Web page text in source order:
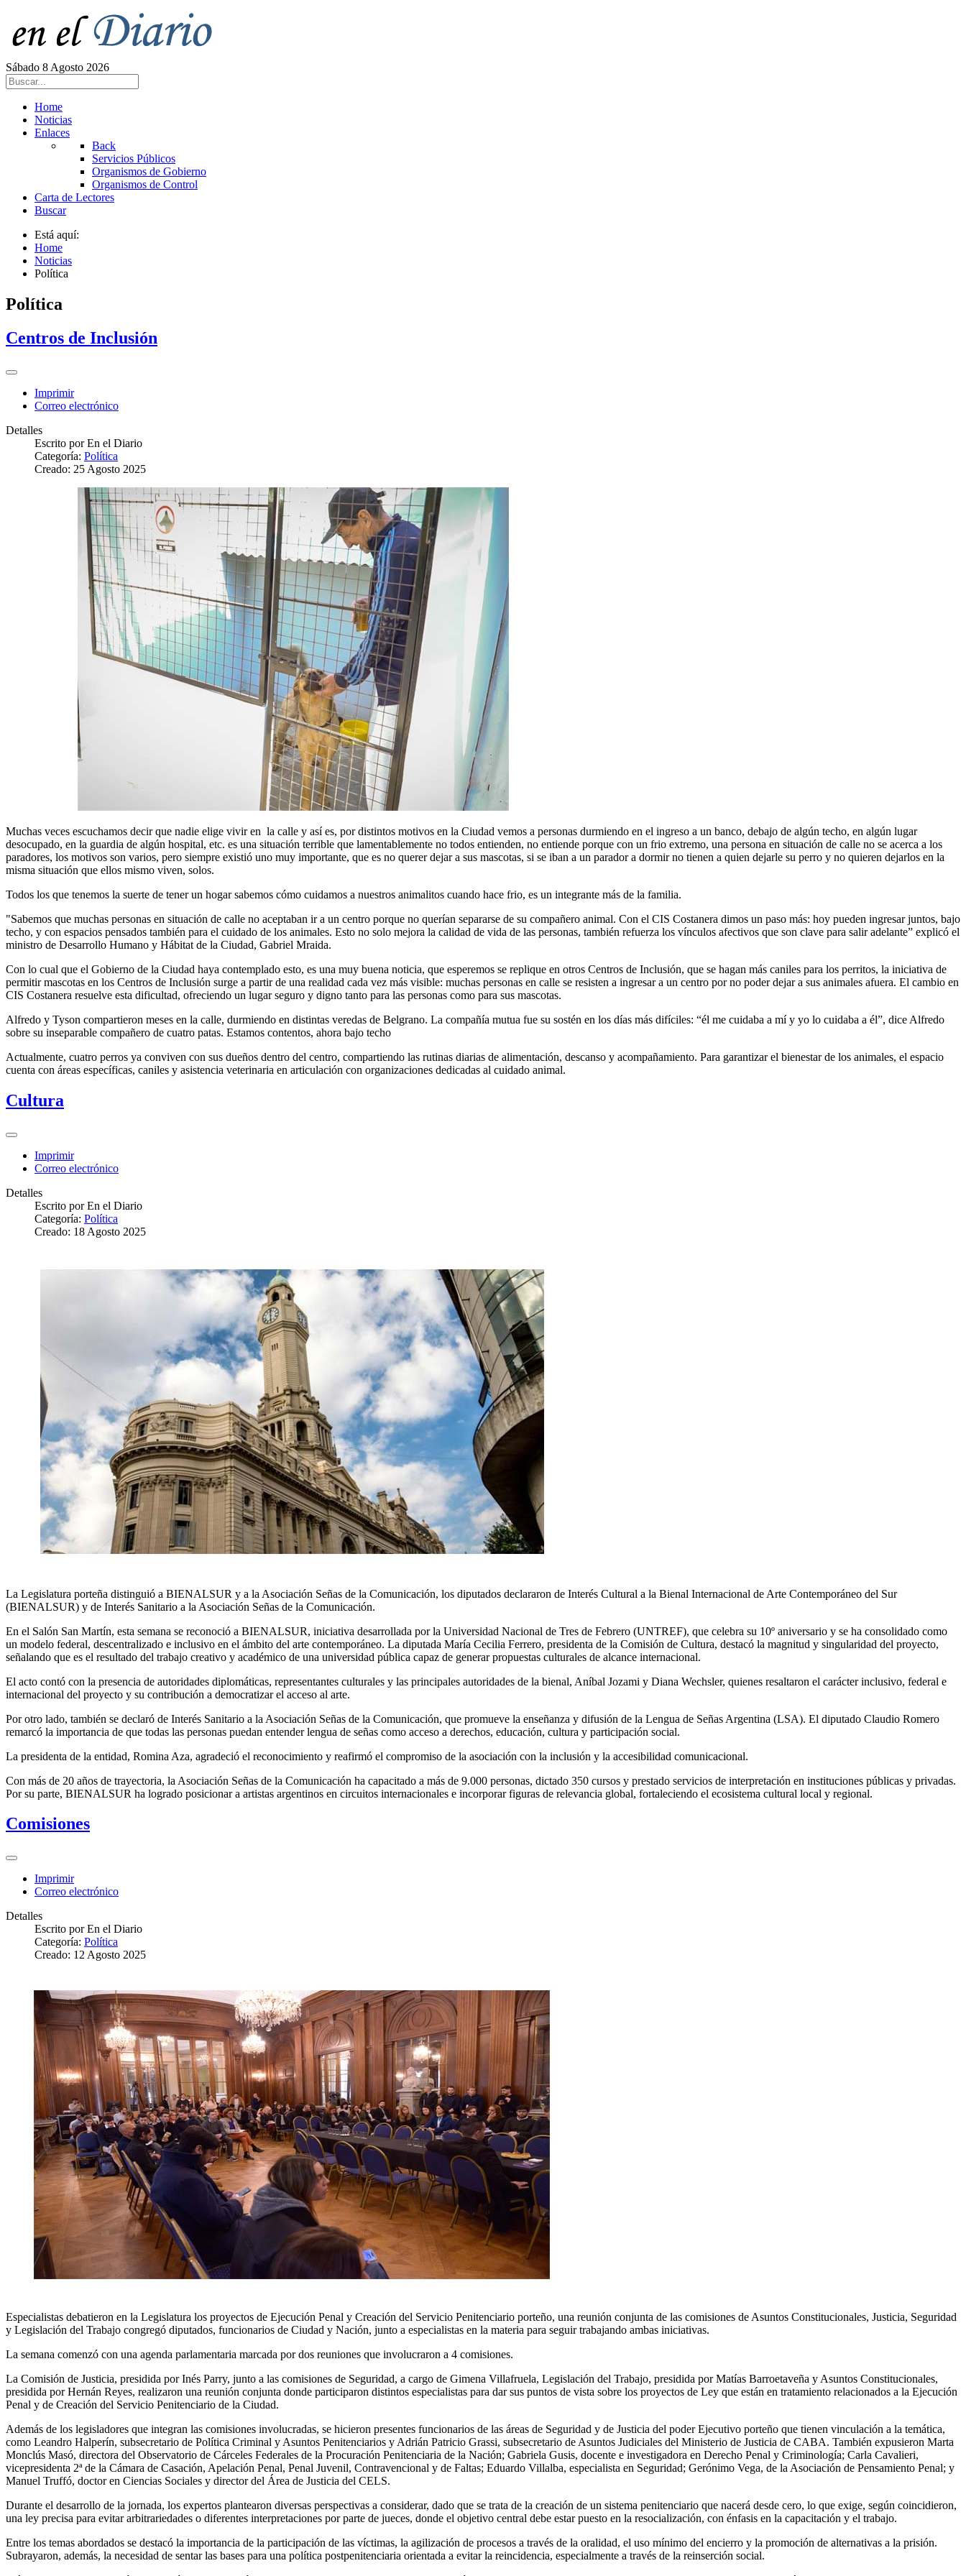
Sábado 8 Agosto 2026
Home
Noticias
Enlaces
Back
Servicios Públicos
Organismos de Gobierno
Organismos de Control
Carta de Lectores
Buscar
Está aquí:
Home
Noticias
Política
Política
Centros de Inclusión
Imprimir
Correo electrónico
Detalles
Escrito porEn el Diario
Categoría: Política
Creado: 25 Agosto 2025
Muchas veces escuchamos decir que nadie elige vivir en la calle y así es, por distintos motivos en la Ciudad vemos a personas durmiendo en el ingreso a un banco, debajo de algún techo, en algún lugar
desocupado, en la guardia de algún hospital, etc. es una situación terrible que lamentablemente no todos entienden, no entiende porque con un frio extremo, una persona en situación de calle no se acerca a los
paradores, los motivos son varios, pero siempre existió uno muy importante, que es no querer dejar a sus mascotas, si se iban a un parador a dormir no tienen a quien dejarle su perro y no quieren dejarlos en la
misma situación que ellos mismo viven, solos.
Todos los que tenemos la suerte de tener un hogar sabemos cómo cuidamos a nuestros animalitos cuando hace frio, es un integrante más de la familia.
"Sabemos que muchas personas en situación de calle no aceptaban ir a un centro porque no querían separarse de su compañero animal. Con el CIS Costanera dimos un paso más: hoy pueden ingresar juntos, bajo
techo, y con espacios pensados también para el cuidado de los animales. Esto no solo mejora la calidad de vida de las personas, también refuerza los vínculos afectivos que son clave para salir adelante” explicó el
ministro de Desarrollo Humano y Hábitat de la Ciudad, Gabriel Mraida.
Con lo cual que el Gobierno de la Ciudad haya contemplado esto, es una muy buena noticia, que esperemos se replique en otros Centros de Inclusión, que se hagan más caniles para los perritos, la iniciativa de
permitir mascotas en los Centros de Inclusión surge a partir de una realidad cada vez más visible: muchas personas en calle se resisten a ingresar a un centro por no poder dejar a sus animales afuera. El cambio en
CIS Costanera resuelve esta dificultad, ofreciendo un lugar seguro y digno tanto para las personas como para sus mascotas.
Alfredo y Tyson compartieron meses en la calle, durmiendo en distintas veredas de Belgrano. La compañía mutua fue su sostén en los días más difíciles: “él me cuidaba a mí y yo lo cuidaba a él”, dice Alfredo
sobre su inseparable compañero de cuatro patas. Estamos contentos, ahora bajo techo
Actualmente, cuatro perros ya conviven con sus dueños dentro del centro, compartiendo las rutinas diarias de alimentación, descanso y acompañamiento. Para garantizar el bienestar de los animales, el espacio
cuenta con áreas específicas, caniles y asistencia veterinaria en articulación con organizaciones dedicadas al cuidado animal.
Cultura
Imprimir
Correo electrónico
Detalles
Escrito porEn el Diario
Categoría: Política
Creado: 18 Agosto 2025
La Legislatura porteña distinguió a BIENALSUR y a la Asociación Señas de la Comunicación, los diputados declararon de Interés Cultural a la Bienal Internacional de Arte Contemporáneo del Sur
(BIENALSUR) y de Interés Sanitario a la Asociación Señas de la Comunicación.
En el Salón San Martín, esta semana se reconoció a BIENALSUR, iniciativa desarrollada por la Universidad Nacional de Tres de Febrero (UNTREF), que celebra su 10º aniversario y se ha consolidado como
un modelo federal, descentralizado e inclusivo en el ámbito del arte contemporáneo. La diputada María Cecilia Ferrero, presidenta de la Comisión de Cultura, destacó la magnitud y singularidad del proyecto,
señalando que es el resultado del trabajo creativo y académico de una universidad pública capaz de generar propuestas culturales de alcance internacional.
El acto contó con la presencia de autoridades diplomáticas, representantes culturales y las principales autoridades de la bienal, Aníbal Jozami y Diana Wechsler, quienes resaltaron el carácter inclusivo, federal e
internacional del proyecto y su contribución a democratizar el acceso al arte.
Por otro lado, también se declaró de Interés Sanitario a la Asociación Señas de la Comunicación, que promueve la enseñanza y difusión de la Lengua de Señas Argentina (LSA). El diputado Claudio Romero
remarcó la importancia de que todas las personas puedan entender lengua de señas como acceso a derechos, educación, cultura y participación social.
La presidenta de la entidad, Romina Aza, agradeció el reconocimiento y reafirmó el compromiso de la asociación con la inclusión y la accesibilidad comunicacional.
Con más de 20 años de trayectoria, la Asociación Señas de la Comunicación ha capacitado a más de 9.000 personas, dictado 350 cursos y prestado servicios de interpretación en instituciones públicas y privadas.
Por su parte, BIENALSUR ha logrado posicionar a artistas argentinos en circuitos internacionales e incorporar figuras de relevancia global, fortaleciendo el ecosistema cultural local y regional.
Comisiones
Imprimir
Correo electrónico
Detalles
Escrito porEn el Diario
Categoría: Política
Creado: 12 Agosto 2025
Especialistas debatieron en la Legislatura los proyectos de Ejecución Penal y Creación del Servicio Penitenciario porteño, una reunión conjunta de las comisiones de Asuntos Constitucionales, Justicia, Seguridad
y Legislación del Trabajo congregó diputados, funcionarios de Ciudad y Nación, junto a especialistas en la materia para seguir trabajando ambas iniciativas.
La semana comenzó con una agenda parlamentaria marcada por dos reuniones que involucraron a 4 comisiones.
La Comisión de Justicia, presidida por Inés Parry, junto a las comisiones de Seguridad, a cargo de Gimena Villafruela, Legislación del Trabajo, presidida por Matías Barroetaveña y Asuntos Constitucionales,
presidida por Hernán Reyes, realizaron una reunión conjunta donde participaron distintos especialistas para dar sus puntos de vista sobre los proyectos de Ley que están en tratamiento relacionados a la Ejecución
Penal y de Creación del Servicio Penitenciario de la Ciudad.
Además de los legisladores que integran las comisiones involucradas, se hicieron presentes funcionarios de las áreas de Seguridad y de Justicia del poder Ejecutivo porteño que tienen vinculación a la temática,
como Leandro Halperín, subsecretario de Política Criminal y Asuntos Penitenciarios y Adrián Patricio Grassi, subsecretario de Asuntos Judiciales del Ministerio de Justicia de CABA. También expusieron Marta
Monclús Masó, directora del Observatorio de Cárceles Federales de la Procuración Penitenciaria de la Nación; Gabriela Gusis, docente e investigadora en Derecho Penal y Criminología; Carla Cavalieri,
vicepresidenta 2ª de la Cámara de Casación, Apelación Penal, Penal Juvenil, Contravencional y de Faltas; Eduardo Villalba, especialista en Seguridad; Gerónimo Vega, de la Asociación de Pensamiento Penal; y
Manuel Truffó, doctor en Ciencias Sociales y director del Área de Justicia del CELS.
Durante el desarrollo de la jornada, los expertos plantearon diversas perspectivas a considerar, dado que se trata de la creación de un sistema penitenciario que nacerá desde cero, lo que exige, según coincidieron,
una ley precisa para evitar arbitrariedades o diferentes interpretaciones por parte de jueces, donde el objetivo central debe estar puesto en la resocialización, con énfasis en la capacitación y el trabajo.
Entre los temas abordados se destacó la importancia de la participación de las víctimas, la agilización de procesos a través de la oralidad, el uso mínimo del encierro y la promoción de alternativas a la prisión.
Subrayaron, además, la necesidad de sentar las bases para una política postpenitenciaria orientada a evitar la reincidencia, especialmente a través de la reinserción social.